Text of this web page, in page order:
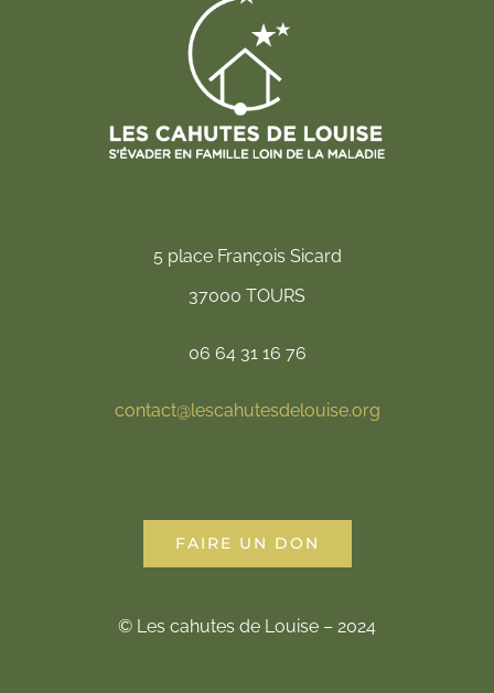
5 place François Sicard
37000 TOURS
06 64 31 16 76
contact@lescahutesdelouise.org
FAIRE UN DON
© Les cahutes de Louise – 2024